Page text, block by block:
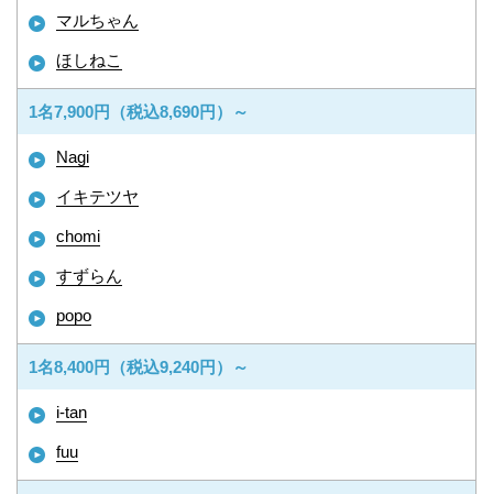
マルちゃん
ほしねこ
1名7,900円（税込8,690円）～
Nagi
イキテツヤ
chomi
すずらん
popo
1名8,400円（税込9,240円）～
i-tan
fuu